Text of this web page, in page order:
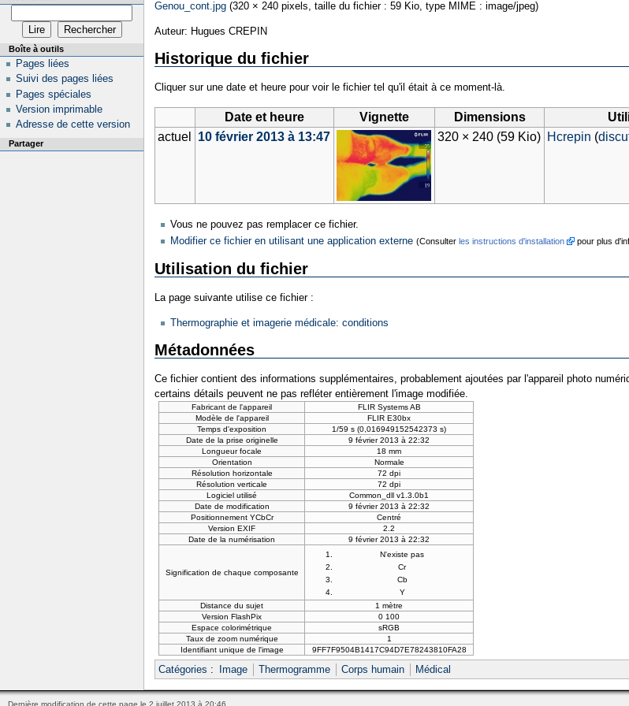
Genou_cont.jpg (320 × 240 pixels, taille du fichier : 59 Kio, type MIME : image/jpeg)
Auteur: Hugues CREPIN
Historique du fichier
Cliquer sur une date et heure pour voir le fichier tel qu'il était à ce moment-là.
Date et heure Vignette Dimensions
actuel
10 février 2013 à 13:47 320 × 240 (59 Kio) Hcrepin (
Vous ne pouvez pas remplacer ce fichier.
Modifier ce fichier en utilisant une application externe (Consulter les instructions d'installation pour plus
Utilisation du fichier
La page suivante utilise ce fichier :
Thermographie et imagerie médicale: conditions
Métadonnées
Ce fichier contient des informations supplémentaires, probablement ajoutées par l'appareil photo
certains détails peuvent ne pas refléter entièrement l'image modifiée.
Fabricant de l'appareil
FLIR Systems AB
Modèle de l'appareil
FLIR E30bx
Temps d'exposition
1/59 s (0,016949152542373 s)
Date de la prise originelle
9 février 2013 à 22:32
Longueur focale
18 mm
Orientation
Normale
Résolution horizontale
72 dpi
Résolution verticale
72 dpi
Logiciel utilisé
Common_dll v1.3.0b1
Date de modification
9 février 2013 à 22:32
Positionnement YCbCr
Centré
Version EXIF
2.2
Date de la numérisation
9 février 2013 à 22:32
Signification de chaque composante
N'existe pas
Cr
Cb
Y
Distance du sujet
1 mètre
Version FlashPix
0 100
Espace colorimétrique
sRGB
Taux de zoom numérique
1
Identifiant unique de l'image
9FF7F9504B1417C94D7E78243810FA28
Catégories : Image Thermogramme Corps humain Médical
Boîte à outils
Pages liées
Suivi des pages liées
Pages spéciales
Version imprimable
Adresse de cette version
Partager
Dernière modification de cette page le 2 juillet 2013 à 20:46.